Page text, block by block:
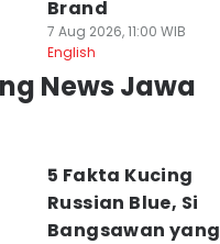
Brand
7 Aug 2026, 11:00 WIB
English
News Jawa
5 Fakta Kucing
Russian Blue, Si
Bangsawan yang